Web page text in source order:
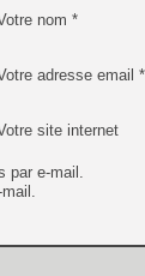
nom *
adresse email *
site internet
par e-mail.